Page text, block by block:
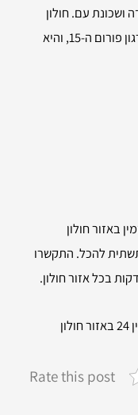
ושכונת עם. חולון
הוכרזה כעיר בשנת 1950. העיר חברה בארגון פורום ה-15, והיא
באזור חולון
להכל. התקשרו
בכל אזור חולון.
Rate this post